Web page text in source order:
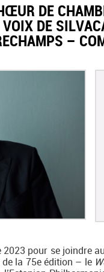
DE
DE
–
pour se joindre
la 75e édition – le